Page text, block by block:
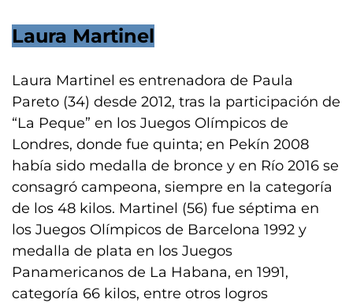
Laura Martinel
Laura Martinel es entrenadora de Paula
Pareto (34) desde 2012, tras la participación de
“La Peque” en los Juegos Olímpicos de
Londres, donde fue quinta; en Pekín 2008
había sido medalla de bronce y en Río 2016 se
consagró campeona, siempre en la categoría
de los 48 kilos. Martinel (56) fue séptima en
los Juegos Olímpicos de Barcelona 1992 y
medalla de plata en los Juegos
Panamericanos de La Habana, en 1991,
categoría 66 kilos, entre otros logros